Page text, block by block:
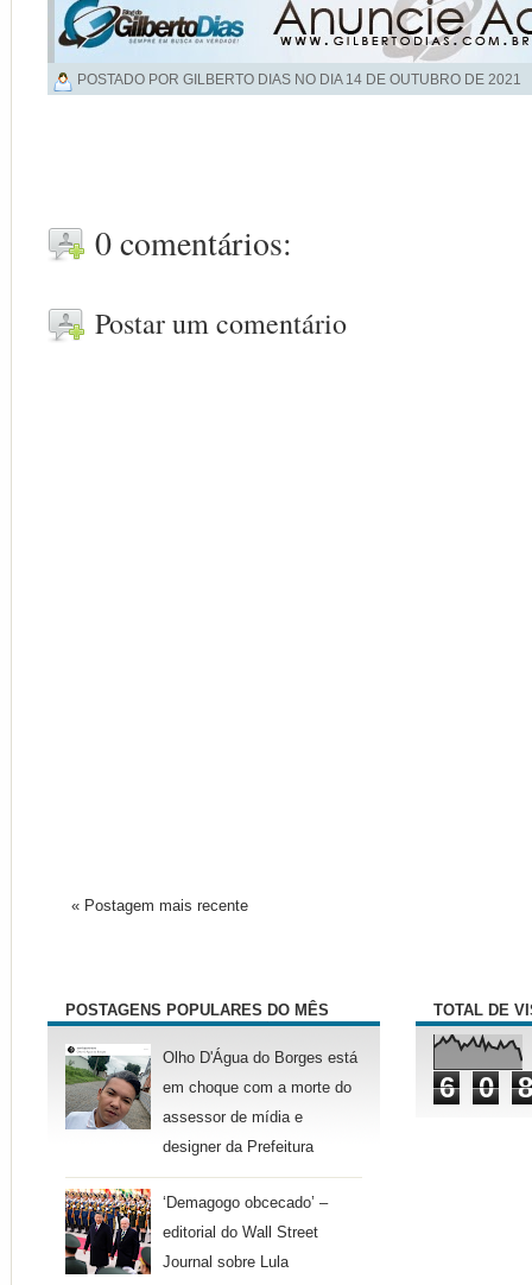
POSTADO POR GILBERTO DIAS NO DIA 14 DE OUTUBRO DE 2021
0 comentários:
Postar um comentário
« Postagem mais recente
POSTAGENS POPULARES DO MÊS
Olho D'Água do Borges está
em choque com a morte do
assessor de mídia e
designer da Prefeitura
‘Demagogo obcecado’ –
editorial do Wall Street
Journal sobre Lula
TOTAL DE
6 0 8